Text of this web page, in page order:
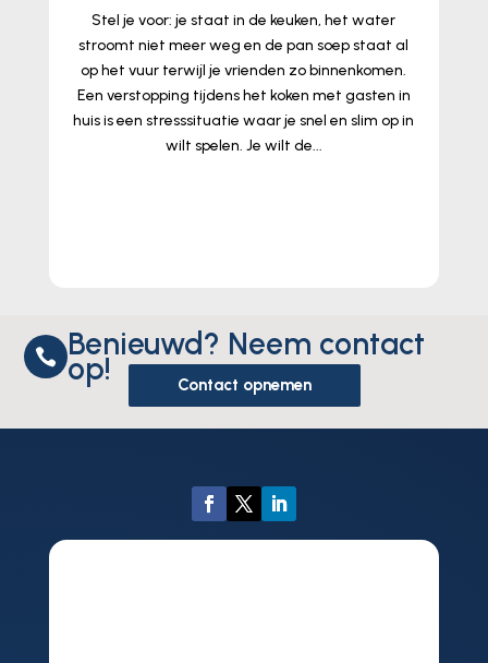
Stel je voor: je staat in de keuken, het water
stroomt niet meer weg en de pan soep staat al
op het vuur terwijl je vrienden zo binnenkomen.
Een verstopping tijdens het koken met gasten in
huis is een stresssituatie waar je snel en slim op in
wilt spelen. Je wilt de...
 Benieuwd? Neem contact
op! Contact opnemen